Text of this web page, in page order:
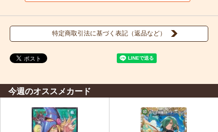
特定商取引法に基づく表記（返品など）
今週のオススメカード